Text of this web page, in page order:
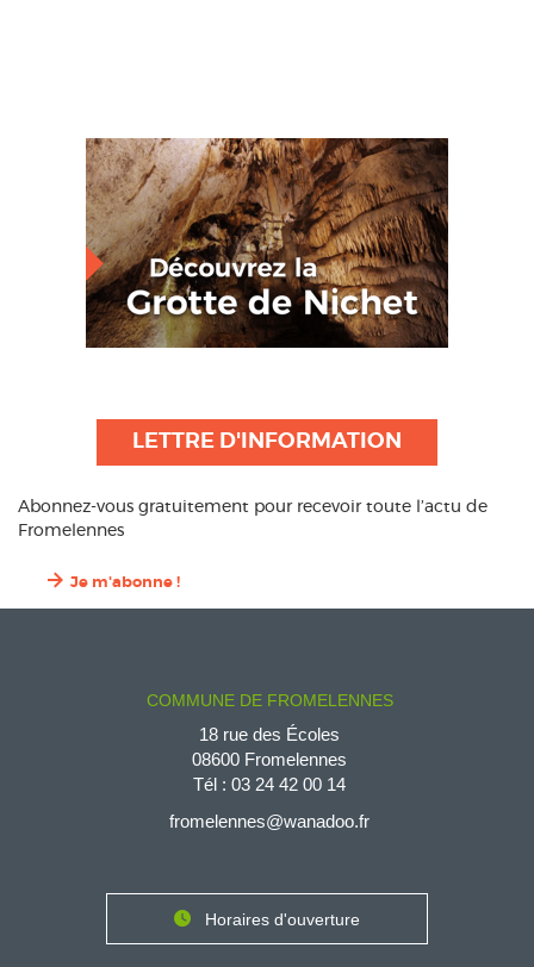
LETTRE D'INFORMATION
Abonnez-vous gratuitement pour recevoir toute l’actu de
Fromelennes
Je m'abonne !
COMMUNE DE FROMELENNES
18 rue des Écoles
08600 Fromelennes
Tél : 03 24 42 00 14
fromelennes@wanadoo.fr
Contact
Horaires d'ouverture